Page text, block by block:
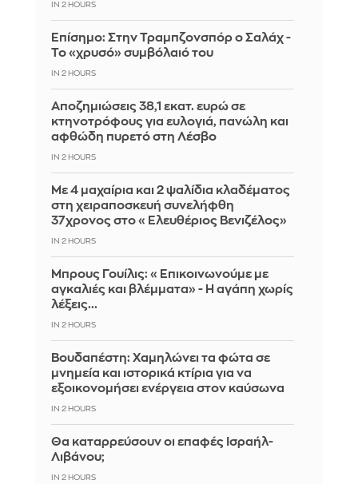
IN 2 HOURS
Επίσημο: Στην Τραμπζονσπόρ ο Σαλάχ -
Το «χρυσό» συμβόλαιό του
IN 2 HOURS
Αποζημιώσεις 38,1 εκατ. ευρώ σε
κτηνοτρόφους για ευλογιά, πανώλη και
αφθώδη πυρετό στη Λέσβο
IN 2 HOURS
Με 4 μαχαίρια και 2 ψαλίδια κλαδέματος
στη χειραποσκευή συνελήφθη
37χρονος στο «Ελευθέριος Βενιζέλος»
IN 2 HOURS
Μπρους Γουίλις: «Επικοινωνούμε με
αγκαλιές και βλέμματα» - Η αγάπη χωρίς
λέξεις...
IN 2 HOURS
Βουδαπέστη: Χαμηλώνει τα φώτα σε
μνημεία και ιστορικά κτίρια για να
εξοικονομήσει ενέργεια στον καύσωνα
IN 2 HOURS
Θα καταρρεύσουν οι επαφές Ισραήλ-
Λιβάνου;
IN 2 HOURS